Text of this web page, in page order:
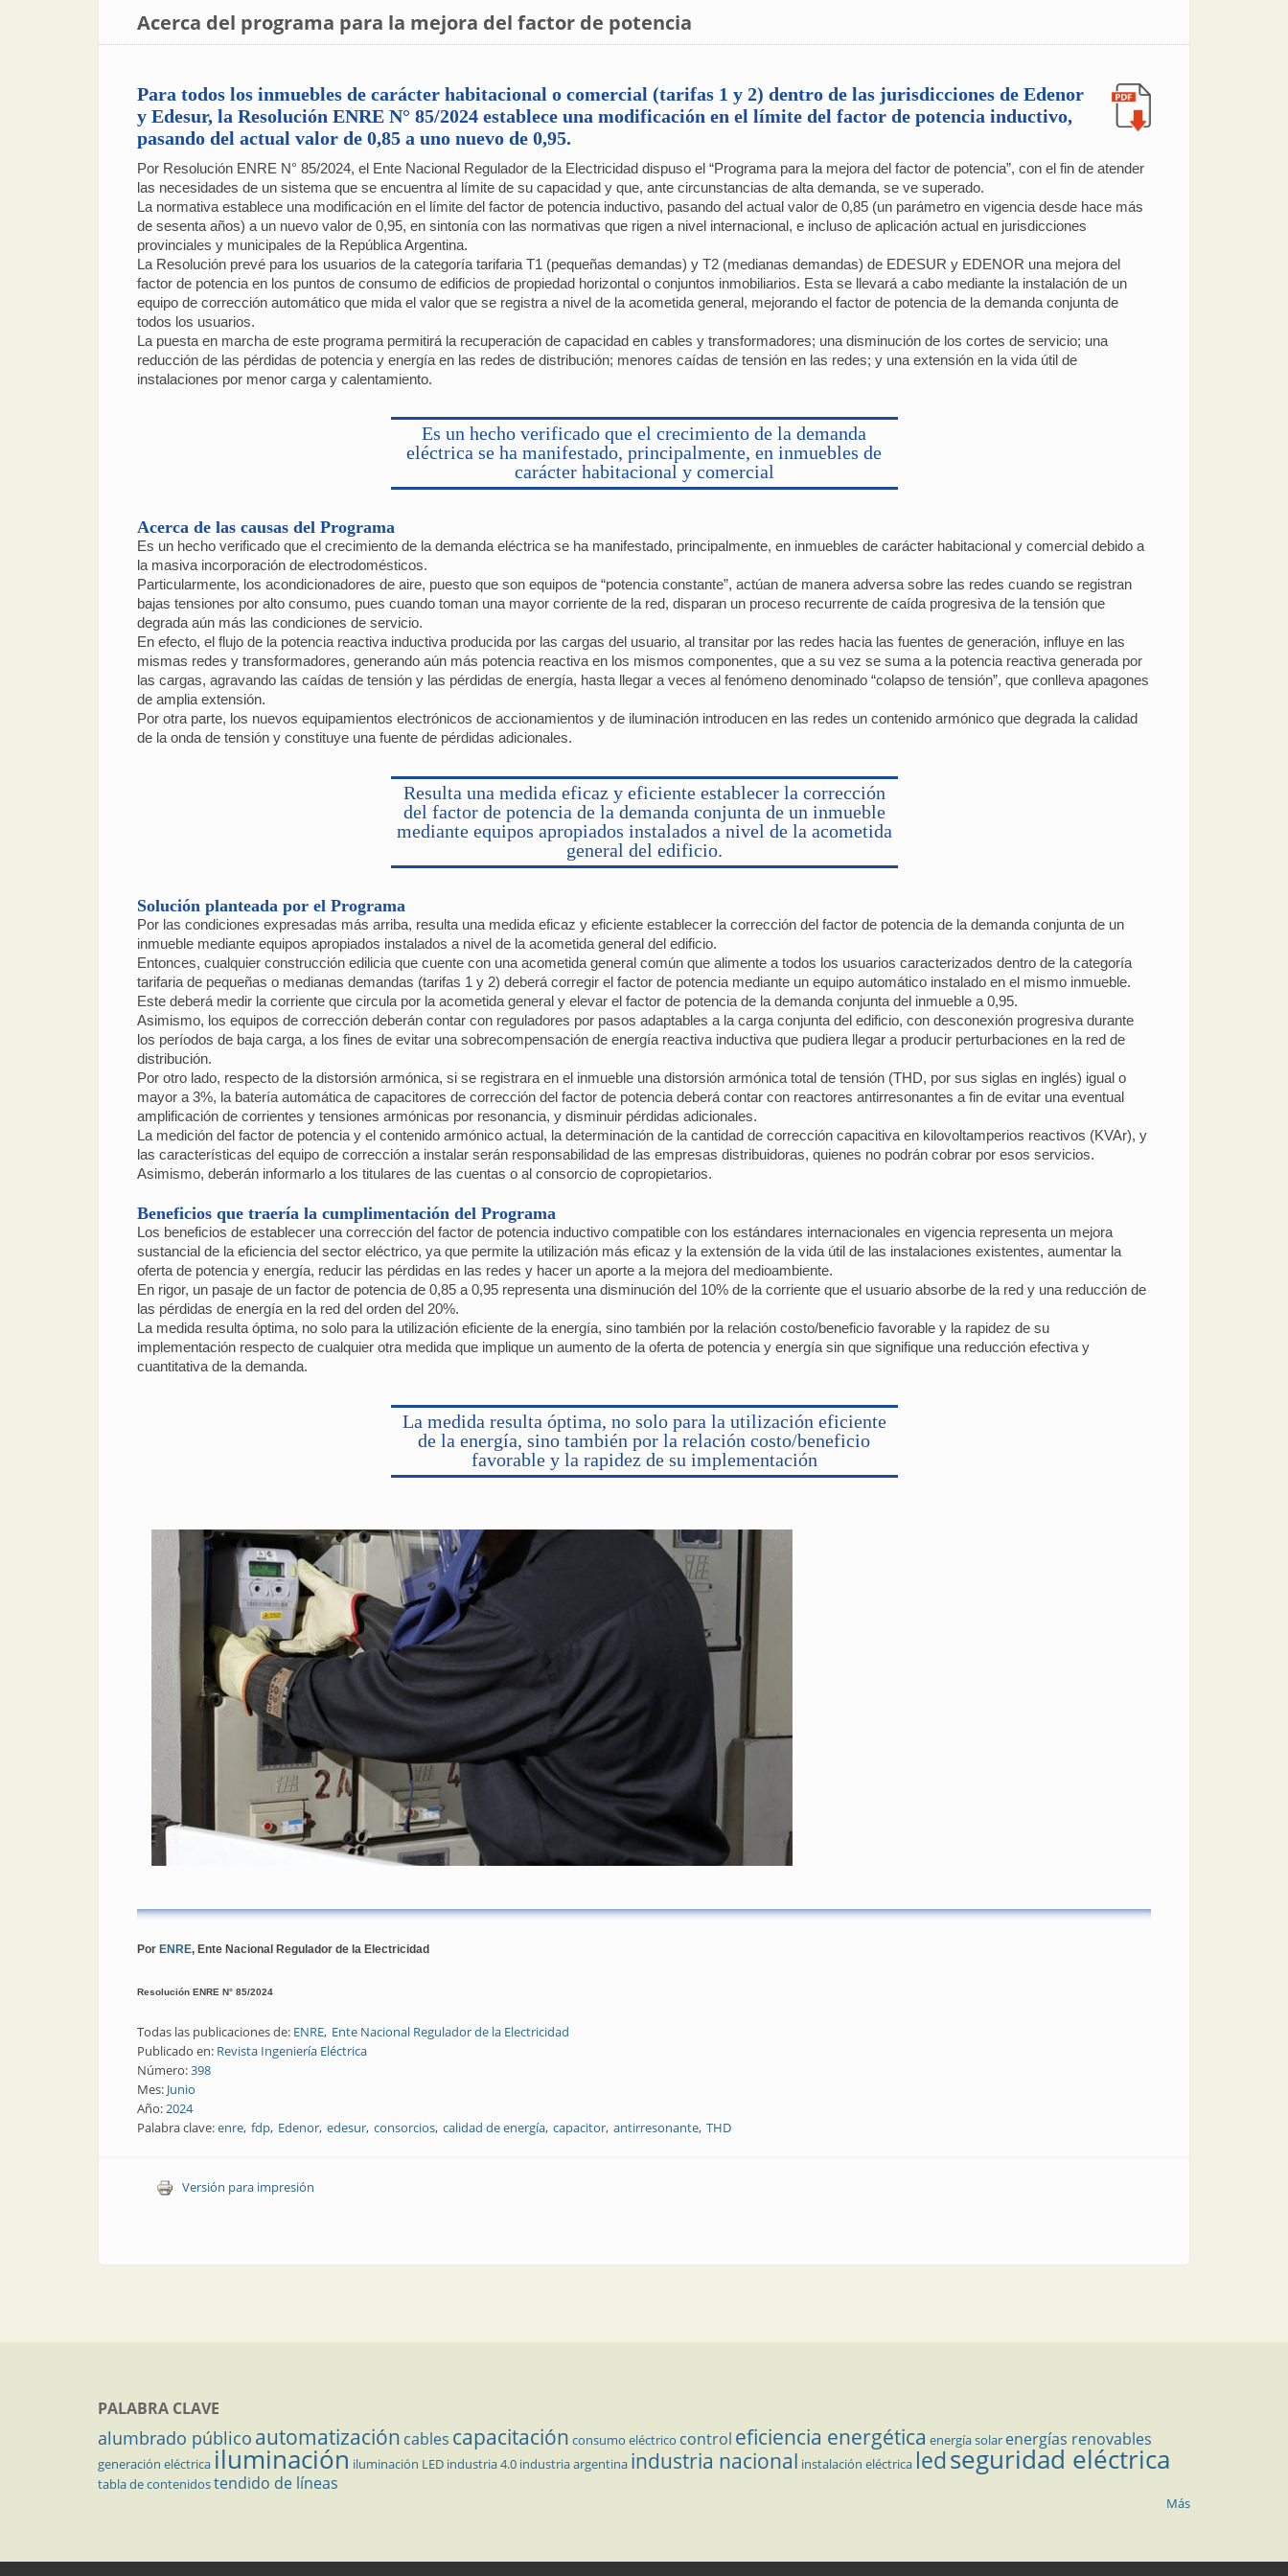
Acerca del programa para la mejora del factor de potencia
Para todos los inmuebles de carácter habitacional o comercial (tarifas 1 y 2) dentro de las jurisdicciones de Edenor
y Edesur, la Resolución ENRE N° 85/2024 establece una modificación en el límite del factor de potencia inductivo,
pasando del actual valor de 0,85 a uno nuevo de 0,95.
Por Resolución ENRE N° 85/2024, el Ente Nacional Regulador de la Electricidad dispuso el “Programa para la mejora del factor de potencia”, con el fin de atender
las necesidades de un sistema que se encuentra al límite de su capacidad y que, ante circunstancias de alta demanda, se ve superado.
La normativa establece una modificación en el límite del factor de potencia inductivo, pasando del actual valor de 0,85 (un parámetro en vigencia desde hace más
de sesenta años) a un nuevo valor de 0,95, en sintonía con las normativas que rigen a nivel internacional, e incluso de aplicación actual en jurisdicciones
provinciales y municipales de la República Argentina.
La Resolución prevé para los usuarios de la categoría tarifaria T1 (pequeñas demandas) y T2 (medianas demandas) de EDESUR y EDENOR una mejora del
factor de potencia en los puntos de consumo de edificios de propiedad horizontal o conjuntos inmobiliarios. Esta se llevará a cabo mediante la instalación de un
equipo de corrección automático que mida el valor que se registra a nivel de la acometida general, mejorando el factor de potencia de la demanda conjunta de
todos los usuarios.
La puesta en marcha de este programa permitirá la recuperación de capacidad en cables y transformadores; una disminución de los cortes de servicio; una
reducción de las pérdidas de potencia y energía en las redes de distribución; menores caídas de tensión en las redes; y una extensión en la vida útil de
instalaciones por menor carga y calentamiento.
Es un hecho verificado que el crecimiento de la demanda
eléctrica se ha manifestado, principalmente, en inmuebles de
carácter habitacional y comercial
Acerca de las causas del Programa
Es un hecho verificado que el crecimiento de la demanda eléctrica se ha manifestado, principalmente, en inmuebles de carácter habitacional y comercial debido a
la masiva incorporación de electrodomésticos.
Particularmente, los acondicionadores de aire, puesto que son equipos de “potencia constante”, actúan de manera adversa sobre las redes cuando se registran
bajas tensiones por alto consumo, pues cuando toman una mayor corriente de la red, disparan un proceso recurrente de caída progresiva de la tensión que
degrada aún más las condiciones de servicio.
En efecto, el flujo de la potencia reactiva inductiva producida por las cargas del usuario, al transitar por las redes hacia las fuentes de generación, influye en las
mismas redes y transformadores, generando aún más potencia reactiva en los mismos componentes, que a su vez se suma a la potencia reactiva generada por
las cargas, agravando las caídas de tensión y las pérdidas de energía, hasta llegar a veces al fenómeno denominado “colapso de tensión”, que conlleva apagones
de amplia extensión.
Por otra parte, los nuevos equipamientos electrónicos de accionamientos y de iluminación introducen en las redes un contenido armónico que degrada la calidad
de la onda de tensión y constituye una fuente de pérdidas adicionales.
Resulta una medida eficaz y eficiente establecer la corrección
del factor de potencia de la demanda conjunta de un inmueble
mediante equipos apropiados instalados a nivel de la acometida
general del edificio.
Solución planteada por el Programa
Por las condiciones expresadas más arriba, resulta una medida eficaz y eficiente establecer la corrección del factor de potencia de la demanda conjunta de un
inmueble mediante equipos apropiados instalados a nivel de la acometida general del edificio.
Entonces, cualquier construcción edilicia que cuente con una acometida general común que alimente a todos los usuarios caracterizados dentro de la categoría
tarifaria de pequeñas o medianas demandas (tarifas 1 y 2) deberá corregir el factor de potencia mediante un equipo automático instalado en el mismo inmueble.
Este deberá medir la corriente que circula por la acometida general y elevar el factor de potencia de la demanda conjunta del inmueble a 0,95.
Asimismo, los equipos de corrección deberán contar con reguladores por pasos adaptables a la carga conjunta del edificio, con desconexión progresiva durante
los períodos de baja carga, a los fines de evitar una sobrecompensación de energía reactiva inductiva que pudiera llegar a producir perturbaciones en la red de
distribución.
Por otro lado, respecto de la distorsión armónica, si se registrara en el inmueble una distorsión armónica total de tensión (THD, por sus siglas en inglés) igual o
mayor a 3%, la batería automática de capacitores de corrección del factor de potencia deberá contar con reactores antirresonantes a fin de evitar una eventual
amplificación de corrientes y tensiones armónicas por resonancia, y disminuir pérdidas adicionales.
La medición del factor de potencia y el contenido armónico actual, la determinación de la cantidad de corrección capacitiva en kilovoltamperios reactivos (KVAr), y
las características del equipo de corrección a instalar serán responsabilidad de las empresas distribuidoras, quienes no podrán cobrar por esos servicios.
Asimismo, deberán informarlo a los titulares de las cuentas o al consorcio de copropietarios.
Beneficios que traería la cumplimentación del Programa
Los beneficios de establecer una corrección del factor de potencia inductivo compatible con los estándares internacionales en vigencia representa un mejora
sustancial de la eficiencia del sector eléctrico, ya que permite la utilización más eficaz y la extensión de la vida útil de las instalaciones existentes, aumentar la
oferta de potencia y energía, reducir las pérdidas en las redes y hacer un aporte a la mejora del medioambiente.
En rigor, un pasaje de un factor de potencia de 0,85 a 0,95 representa una disminución del 10% de la corriente que el usuario absorbe de la red y una reducción de
las pérdidas de energía en la red del orden del 20%.
La medida resulta óptima, no solo para la utilización eficiente de la energía, sino también por la relación costo/beneficio favorable y la rapidez de su
implementación respecto de cualquier otra medida que implique un aumento de la oferta de potencia y energía sin que signifique una reducción efectiva y
cuantitativa de la demanda.
La medida resulta óptima, no solo para la utilización eficiente
de la energía, sino también por la relación costo/beneficio
favorable y la rapidez de su implementación
Por ENRE, Ente Nacional Regulador de la Electricidad
Resolución ENRE N° 85/2024
Todas las publicaciones de: ENRE Ente Nacional Regulador de la Electricidad
Publicado en: Revista Ingeniería Eléctrica
Número:398
Mes: Junio
Año:2024
Palabra clave:enre fdp Edenor edesur consorcios calidad de energía capacitor antirresonante THD
Versión para impresión
PALABRA CLAVE
alumbrado público automatización cables capacitación consumo eléctrico control eficiencia energética energía solar energías renovables
generación eléctrica iluminación iluminación LED industria 4.0 industria argentina industria nacional instalación eléctrica ledseguridad eléctrica
tabla de contenidostendido de líneas
Más